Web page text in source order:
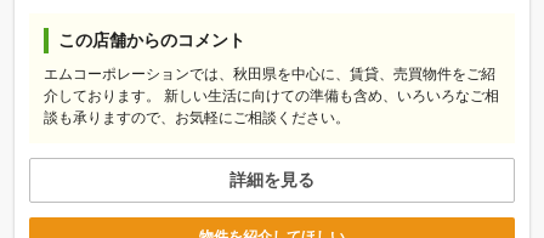
この店舗からのコメント
エムコーポレーションでは、秋田県を中心に、賃貸、売買物件をご紹
介しております。 新しい生活に向けての準備も含め、いろいろなご相
談も承りますので、お気軽にご相談ください。
詳細を見る